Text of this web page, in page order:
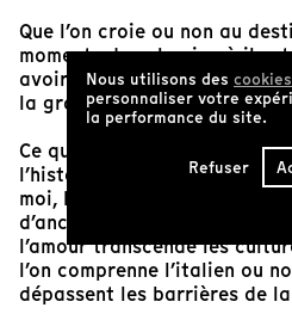
Que l’on croie ou non au
moments dans la vie où il
avoir foi en cette idée et de
la gratitude.
Ce qui m’attire dans ce film,
l’histoire à travers le récit
moi, les grands-mères
d’ancrage émotionnel
l’amour transcende les
l’on comprenne l’italien ou
dépassent les barrières de
Nous utilisons des cookies
personnaliser votre
la performance du site.
Refuser